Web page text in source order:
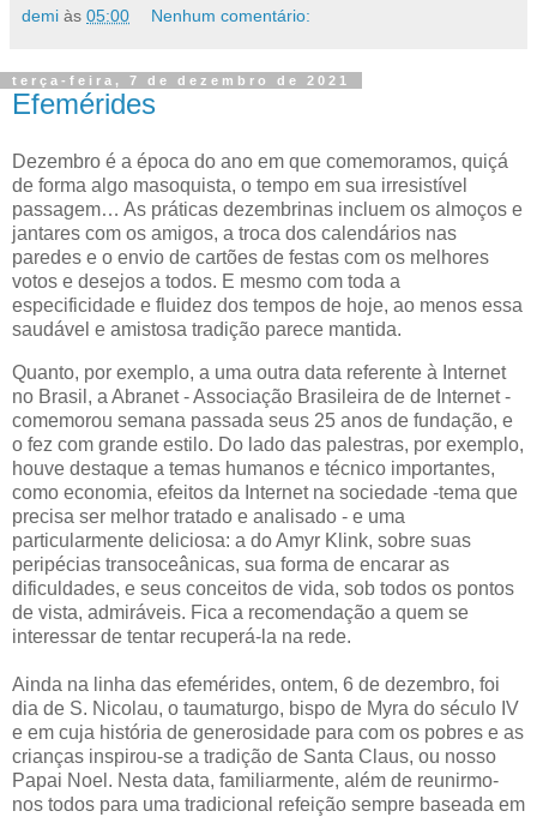
demi às 05:00 Nenhum comentário:
terça-feira, 7 de dezembro de 2021
Efemérides
Dezembro é a época do ano em que comemoramos, quiçá
de forma algo masoquista, o tempo em sua irresistível
passagem… As práticas dezembrinas incluem os almoços e
jantares com os amigos, a troca dos calendários nas
paredes e o envio de cartões de festas com os melhores
votos e desejos a todos. E mesmo com toda a
especificidade e fluidez dos tempos de hoje, ao menos essa
saudável e amistosa tradição parece mantida.
Quanto, por exemplo, a uma outra data referente à Internet
no Brasil, a Abranet - Associação Brasileira de de Internet -
comemorou semana passada seus 25 anos de fundação, e
o fez com grande estilo. Do lado das palestras, por exemplo,
houve destaque a temas humanos e técnico importantes,
como economia, efeitos da Internet na sociedade -tema que
precisa ser melhor tratado e analisado - e uma
particularmente deliciosa: a do Amyr Klink, sobre suas
peripécias transoceânicas, sua forma de encarar as
dificuldades, e seus conceitos de vida, sob todos os pontos
de vista, admiráveis. Fica a recomendação a quem se
interessar de tentar recuperá-la na rede.
Ainda na linha das efemérides, ontem, 6 de dezembro, foi
dia de S. Nicolau, o taumaturgo, bispo de Myra do século IV
e em cuja história de generosidade para com os pobres e as
crianças inspirou-se a tradição de Santa Claus, ou nosso
Papai Noel. Nesta data, familiarmente, além de reunirmo-
nos todos para uma tradicional refeição sempre baseada em